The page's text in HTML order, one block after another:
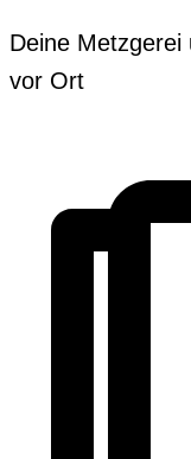
Inhalt
springen
Deine Metzgerei
vor Ort